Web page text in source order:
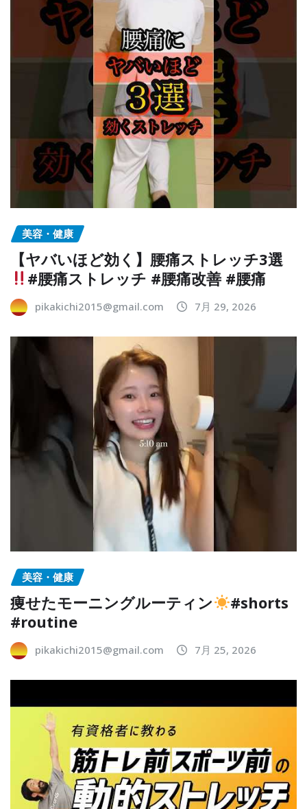
美容・健康
【ヤバいほど効く】腰痛ストレッチ3選
#腰痛ストレッチ #腰痛改善 #腰痛
pikakichi2015@gmail.com 7月 29, 2026
美容・健康
痩せたモーニングルーティン
#shorts
#routine
pikakichi2015@gmail.com 7月 25, 2026